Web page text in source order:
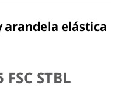
arandela elástica
STBL